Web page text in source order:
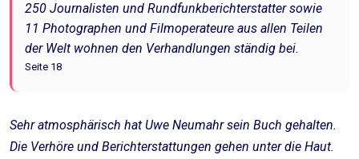
250 Journalisten und Rundfunkberichterstatter sowie
11 Photographen und Filmoperateure aus allen Teilen
der Welt wohnen den Verhandlungen ständig bei.
Seite 18
Sehr atmosphärisch hat Uwe Neumahr sein Buch gehalten.
Die Verhöre und Berichterstattungen gehen unter die Haut.